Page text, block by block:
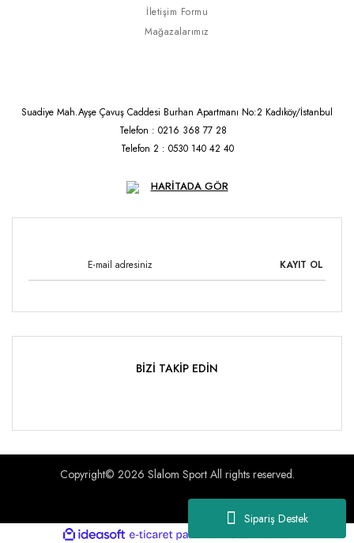
Sipariş Destek
İletişim Formu
Mağazalarımız
Suadiye Mah.Ayşe Çavuş Caddesi Burhan Apartmanı No:2 Kadıköy/İstanbul
Telefon : 0216 368 77 28
Telefon 2 : 0530 140 42 40
HARİTADA GÖR
KAYIT OL
BİZİ TAKİP EDİN
Copyright© 2026 Slalom Sport All rights reserved.
ideasoft